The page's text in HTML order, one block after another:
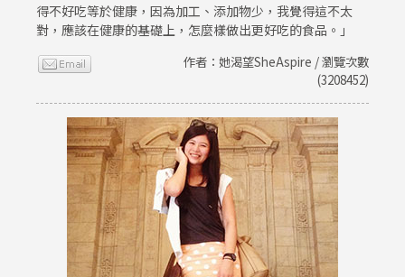
得不好吃等於健康，因為加工、添加物少，我覺得這不太
對，應該在健康的基礎上，怎麼樣做出更好吃的食品。」
作者：她渴望SheAspire / 瀏覽次數
(3208452)